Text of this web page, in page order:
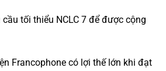
cầu tối thiểu NCLC 7 để được cộng
Francophone có lợi thế lớn khi đạt